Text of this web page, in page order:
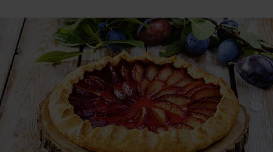
Kontakta oss
Kundservice
Villkor och policy för
personuppgiftsbehandling
efter: